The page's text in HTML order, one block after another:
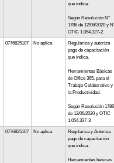
que indica.
Según Resolución N°
1786 de 12/06/2020 y
OTIC 1.054.327-2.
0776825107 No aplica
Regulariza y autoriza
pago de capacitación
que indica.
Herramientas Básicas
de Office 365, para el
Trabajo Colaborativo y
la Productividad.
Según Resolución 1786
de 12/06/2020 y OTIC
1.054.337-3
0776825107 No aplica
Regulariza y Autoriza
pago de capacitación
que indica.
Herramientas básicas